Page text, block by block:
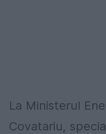
La Ministerul
Covatariu,